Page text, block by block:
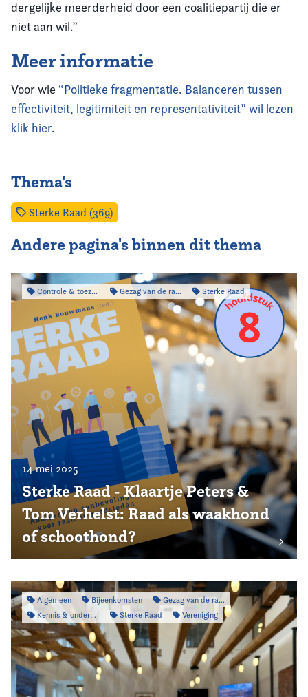
dergelijke meerderheid door een coalitiepartij die er
niet aan wil.”
Meer informatie
Voor wie “Politieke fragmentatie. Balanceren tussen
effectiviteit, legitimiteit en representativiteit” wil lezen
klik hier.
Thema's
Sterke Raad (369)
Andere pagina's binnen dit thema
Controle & toezicht Gezag van de raad Sterke Raad
14 mei 2025
Sterke Raad - Klaartje Peters &
Tom Verhelst: Raad als waakhond
of schoothond?
Algemeen Bijeenkomsten
Gezag van de raad
Kennis & onderzoek
Sterke Raad Vereniging